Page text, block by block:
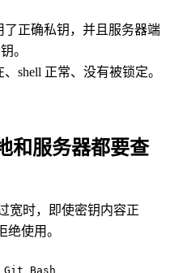
了正确私钥，并且服务器端
。
shell 正常、没有被锁定。
和服务器都要查
宽时，即使密钥内容正
使用。
Git Bash